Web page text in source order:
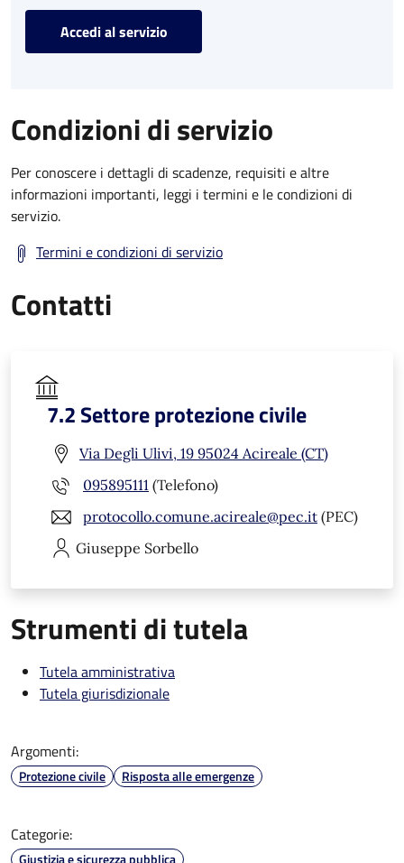
Accedi al servizio
Condizioni di servizio
Per conoscere i dettagli di scadenze, requisiti e altre
informazioni importanti, leggi i termini e le condizioni di
servizio.
Termini e condizioni di servizio
Contatti
7.2 Settore protezione civile
Via Degli Ulivi, 19 95024 Acireale (CT)
095895111 (Telefono)
protocollo.comune.acireale@pec.it (PEC)
Giuseppe Sorbello
Strumenti di tutela
Tutela amministrativa
Tutela giurisdizionale
Argomenti:
Protezione civile Risposta alle emergenze
Categorie:
Giustizia e sicurezza pubblica